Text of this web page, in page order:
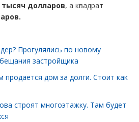
тысяч долларов, а квадрат
Прогулялись по новому
застройщика
дом за долги. Стоит как
строят многоэтажку. Там будет